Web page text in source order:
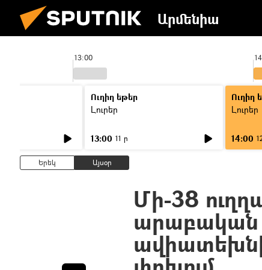
Արմենիա
13:00
Ուղիղ եթեր
Լուրեր
13:00 11 ր
Ուղիղ
Լուրեր
14:00
Երեկ Այսօր
Մի-38
արաբական